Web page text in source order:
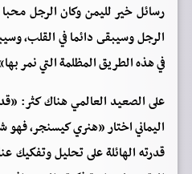
رسائل خير لليمن وكان الرجل
الرجل وسيبقى دائما في القلب،
في هذه الطريق المظلمة التي نمر
على الصعيد العالمي هناك كثر:
اليماني اختار «هنري كيسنجر،
قدرته الهائلة على تحليل وتفكيك